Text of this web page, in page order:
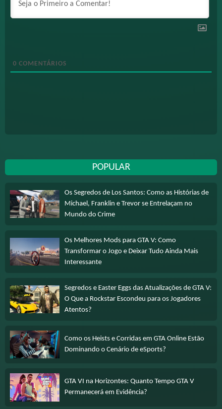
0 COMENTÁRIOS
POPULAR
Os Segredos de Los Santos: Como as Histórias de
Michael, Franklin e Trevor se Entrelaçam no
Mundo do Crime
Os Melhores Mods para GTA V: Como
Transformar o Jogo e Deixar Tudo Ainda Mais
Interessante
Segredos e Easter Eggs das Atualizações de GTA V:
O Que a Rockstar Escondeu para os Jogadores
Atentos?
Como os Heists e Corridas em GTA Online Estão
Dominando o Cenário de eSports?
GTA VI na Horizontes: Quanto Tempo GTA V
Permanecerá em Evidência?